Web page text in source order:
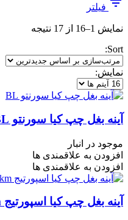
فیلتر
نمایش 1–16 از 17 نتیجه
جدیدترین
Sort:
نمایش:
آینه بغل چپ کیا سورنتو BL
موجود در انبار
افزودن به علاقمندی ها
افزودن به علاقمندی ها
آینه بغل چپ کیا اسپورتیج km